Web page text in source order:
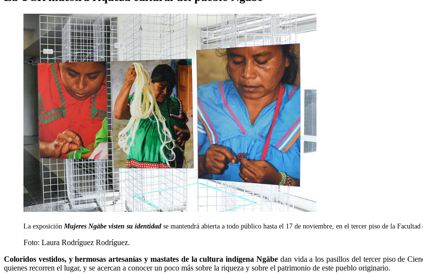
La exposición Mujeres Ngäbe visten su identidad se mantendrá abierta a todo público hasta el 17 de noviembre, en el tercer piso de la
Foto: Laura Rodríguez Rodríguez.
Coloridos vestidos, y hermosas artesanías y mastates de la cultura indígena Ngäbe dan vida a los pasillos del tercer piso de
quienes recorren el lugar, y se acercan a conocer un poco más sobre la riqueza y sobre el patrimonio de este pueblo originario.